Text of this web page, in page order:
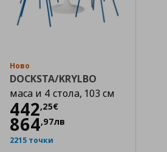
Ново
DOCKSTA/KRYLBO
маса и 4 стола, 103 см
442,25€
Цена
864,97лв
2215 точки